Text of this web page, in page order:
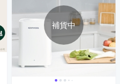
補貨中